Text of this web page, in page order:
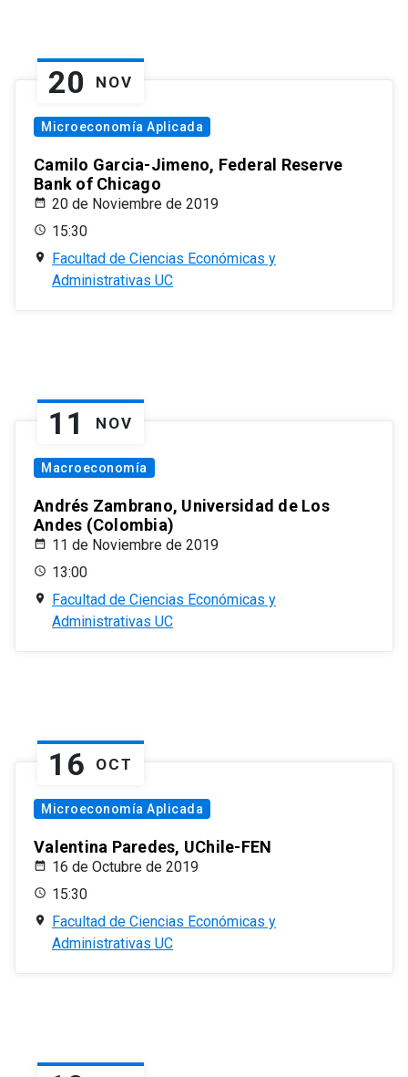
20 NOV
Microeconomía Aplicada
Camilo Garcia-Jimeno, Federal Reserve
Bank of Chicago
20 de Noviembre de 2019
15:30
Facultad de Ciencias Económicas y
Administrativas UC
11 NOV
Macroeconomía
Andrés Zambrano, Universidad de Los
Andes (Colombia)
11 de Noviembre de 2019
13:00
Facultad de Ciencias Económicas y
Administrativas UC
16 OCT
Microeconomía Aplicada
Valentina Paredes, UChile-FEN
16 de Octubre de 2019
15:30
Facultad de Ciencias Económicas y
Administrativas UC